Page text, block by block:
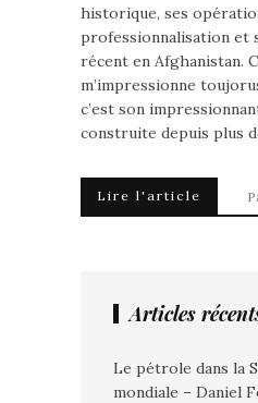
historique, ses
professionnalisation et
récent en Afghanistan.
m’impressionne
c’est son
construite depuis plus
Lire l'article
Articles
Le pétrole dans la
mondiale – Daniel